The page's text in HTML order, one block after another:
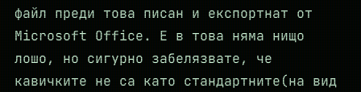
файл преди това писан и експортнат от
Microsoft Office. Е в това няма нищо
лошо, но сигурно забелязвате, че
кавичките не са като стандартните(на вид